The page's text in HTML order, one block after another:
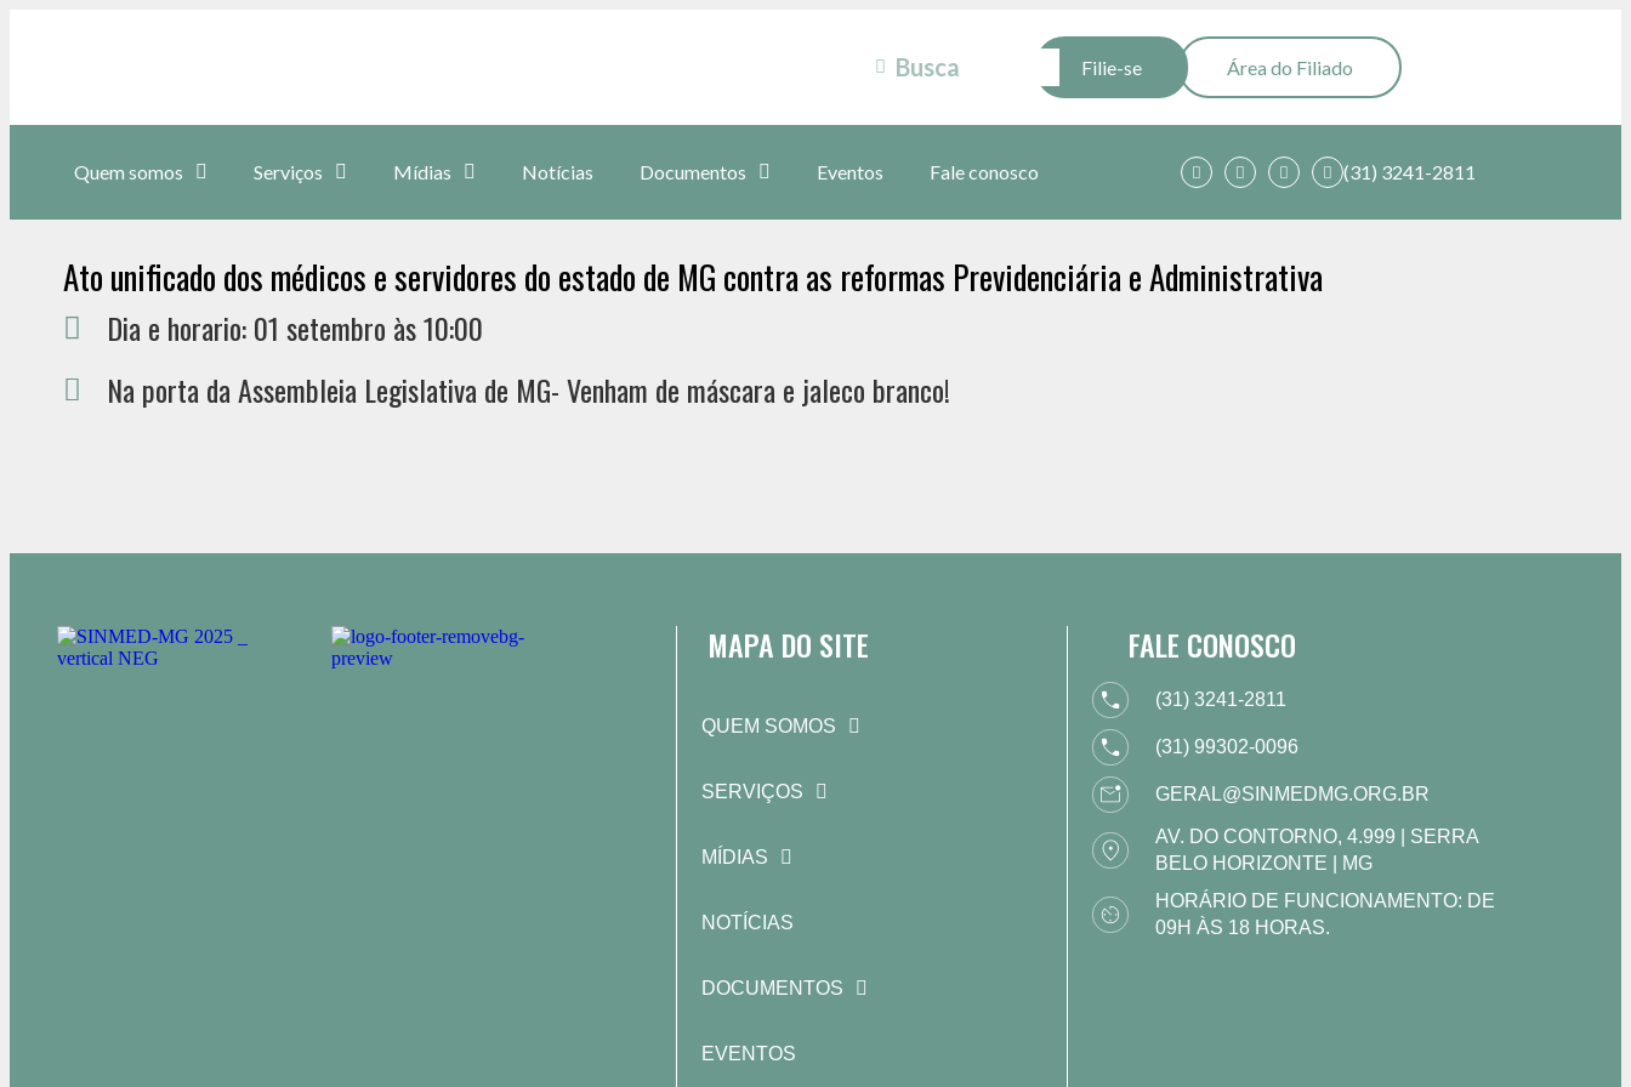
Filie-se Área do Filiado
Quem somos Serviços Mídias Notícias Documentos Eventos Fale conosco (31) 3241-2811
Ato unificado dos médicos e servidores do estado de MG contra as reformas Previdenciária e Administrativa
Dia e horario: 01 setembro às 10:00
Na porta da Assembleia Legislativa de MG- Venham de máscara e jaleco branco!
MAPA DO SITE
QUEM SOMOS
SERVIÇOS
MÍDIAS
NOTÍCIAS
DOCUMENTOS
EVENTOS
FALE CONOSCO
(31) 3241-2811
(31) 99302-0096
GERAL@SINMEDMG.ORG.BR
AV. DO CONTORNO, 4.999 | SERRA
BELO HORIZONTE | MG
HORÁRIO DE FUNCIONAMENTO: DE
09H ÀS 18 HORAS.